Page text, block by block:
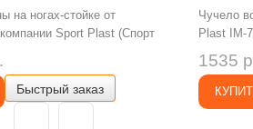
на ногах-стойке от
Sport Plast (Спорт
серой вороны на ногах-
имитирует живую птицу
величину. Чучело вороны
раскраской и
Быстрый заказ
Чучело
Plast IM-
охоте
1535